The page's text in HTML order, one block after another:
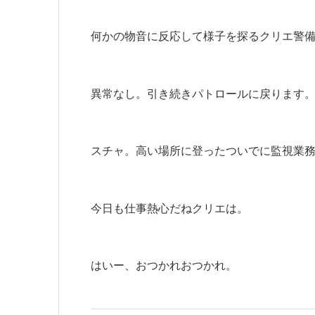
何かの物音に反応して様子を探るクリエ警備
異常なし。引き続きパトロールに戻ります。
スチャ。高い場所に登ったついでに監視業務
今日も仕事熱心だねクリエは。
はいー、おつかれおつかれ。